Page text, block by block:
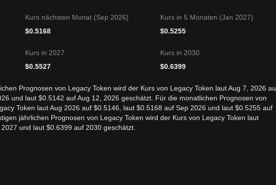
Kurs nächsten Monat (Sep 2026)
$0.5168
Kurs in 5 Monaten (Jan 2027)
$0.5255
Kurs in 2027
$0.5527
Kurs in 2030
$0.6399
Prognosen von Legacy Token wird der Kurs von Legacy Token laut Aug 7, 2026
und laut $0.5142 auf Aug 12, 2026 geschätzt. Für die monatlichen Prognosen von
Token laut Aug 2026 auf $0.5146, laut $0.5168 auf Sep 2026 und laut $0.5255 auf
jährlichen Prognosen von Legacy Token wird der Kurs von Legacy Token laut
und laut $0.6399 auf 2030 geschätzt.